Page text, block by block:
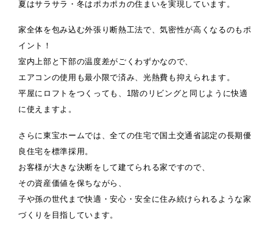
夏はサラサラ・冬はポカポカの住まいを実現しています。
家全体を包み込む外張り断熱工法で、気密性が高くなるのもポ
イント！
室内上部と下部の温度差がごくわずかなので、
エアコンの使用も最小限で済み、光熱費も抑えられます。
平屋にロフトをつくっても、1階のリビングと同じように快適
に使えますよ。
さらに東宝ホームでは、全ての住宅で国土交通省認定の長期優
良住宅を標準採用。
お客様が大きな決断をして建てられる家ですので、
その資産価値を保ちながら、
子や孫の世代まで快適・安心・安全に住み続けられるような家
づくりを目指しています。